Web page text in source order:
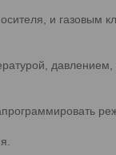
и газовым